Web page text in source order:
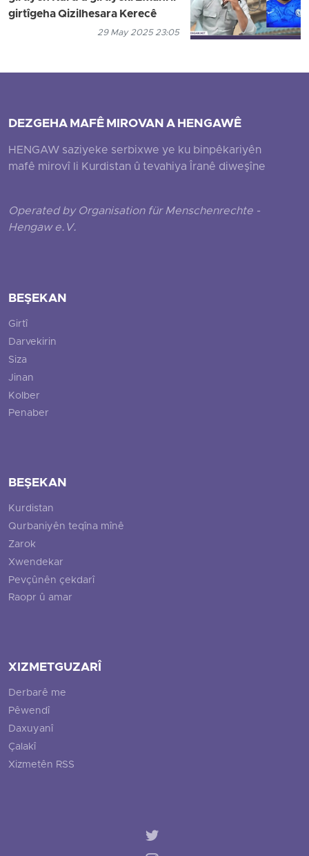
girtîgeha Qizilhesara Kerecê
29 May 2025 23:05
DEZGEHA MAFÊ MIROVAN A HENGAWÊ
HENGAW saziyeke serbixwe ye ku binpêkariyên
mafê mirovî li Kurdistan û tevahiya Îranê diweşîne
Operated by Organisation für Menschenrechte -
Hengaw e.V.
BEŞEKAN
Girtî
Darvekirin
Siza
Jinan
Kolber
Penaber
BEŞEKAN
Kurdistan
Qurbaniyên teqîna mînê
Zarok
Xwendekar
Pevçûnên çekdarî
Raopr û amar
XIZMETGUZARÎ
Derbarê me
Pêwendî
Daxuyanî
Çalakî
Xizmetên RSS